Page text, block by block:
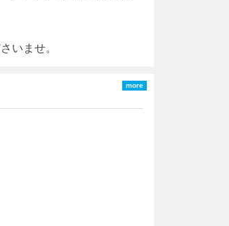
いませ。
more